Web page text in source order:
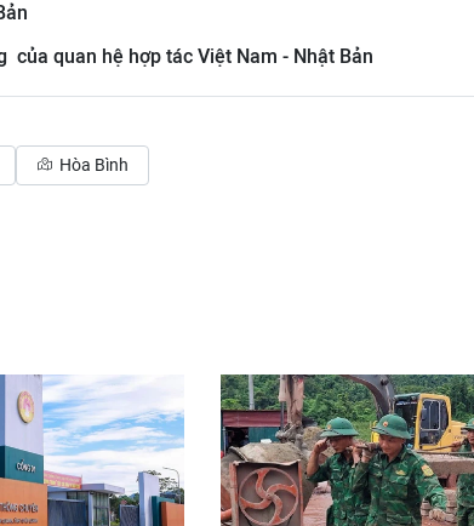
của quan hệ hợp tác Việt Nam - Nhật Bản
Hòa Bình